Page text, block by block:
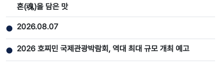
혼(魂)을 담은 맛
● 2026.08.07
● 2026 호찌민 국제관광박람회, 역대 최대 규모 개최 예고